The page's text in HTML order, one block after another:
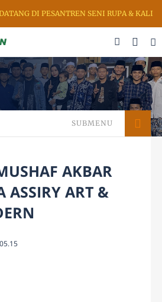
DI PESANTREN SENI RUPA &
SUBMENU
AKBAR
ASSIRY ART &
05.15